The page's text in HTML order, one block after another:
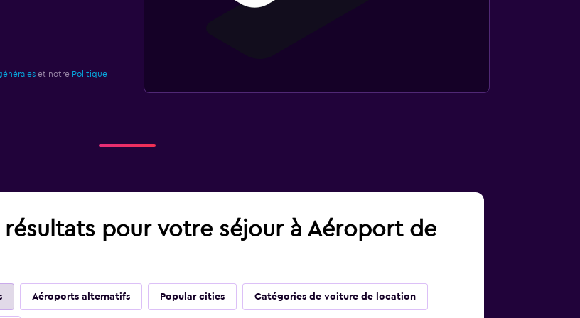
et notre Politique
résultats pour votre séjour à Aéroport de
Aéroports alternatifs Popular cities Catégories de voiture de location